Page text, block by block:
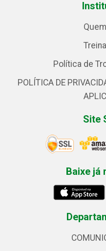
Política de
POLÍTICA DE
Site
Baixe já